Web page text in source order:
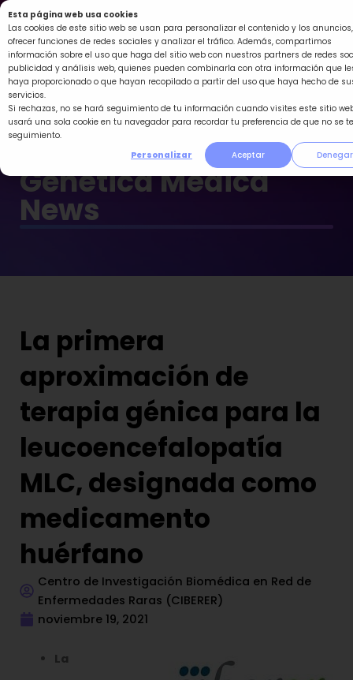
Esta página web usa cookies
Las cookies de este sitio web se usan para personalizar el contenido y los anuncios,
ofrecer funciones de redes sociales y analizar el tráfico. Además, compartimos
información sobre el uso que haga del sitio web con nuestros partners de redes
publicidad y análisis web, quienes pueden combinarla con otra información que
haya proporcionado o que hayan recopilado a partir del uso que haya hecho de
servicios.
Si rechazas, no se hará seguimiento de tu información cuando visites este sitio
usará una sola cookie en tu navegador para recordar tu preferencia de que no se
seguimiento.
Personalizar
Aceptar Denegar
Ir
al
contenido
Genética Médica
News
La primera
aproximación de
terapia génica para la
leucoencefalopatía
MLC, designada como
medicamento
huérfano
Centro de Investigación Biomédica en Red de
Enfermedades Raras (CIBERER)
noviembre 19, 2021
La